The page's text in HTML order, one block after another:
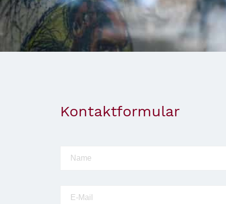
Kontaktformular